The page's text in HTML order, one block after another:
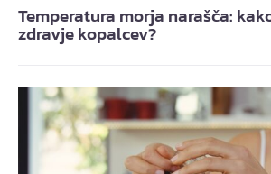
Temperatura morja narašča:
zdravje kopalcev?